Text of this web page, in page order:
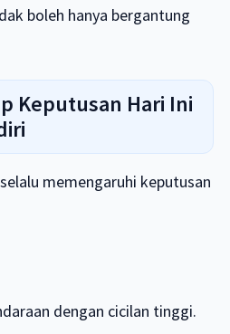
boleh hanya bergantung
Keputusan Hari Ini
memengaruhi keputusan
dengan cicilan tinggi.